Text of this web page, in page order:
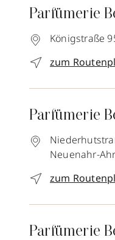
Parfümerie
Königstraße
zum
Parfümerie
Neuenahr-
zum
Parfümerie